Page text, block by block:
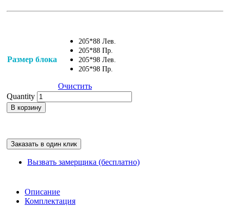
Размер блока
205*88 Лев.
205*88 Пр.
205*98 Лев.
205*98 Пр.
Очистить
Quantity
В корзину
Заказать в один клик
Вызвать замерщика (бесплатно)
Описание
Комплектация